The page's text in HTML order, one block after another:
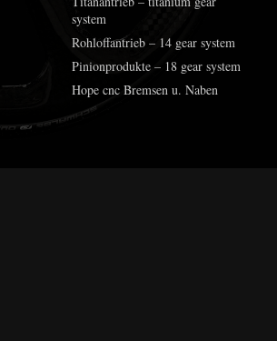
system
Rohloffantrieb – 14 gear system
Pinionprodukte – 18 gear system
Hope cnc Bremsen u. Naben